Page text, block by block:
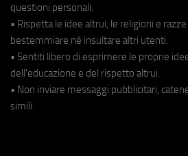
questioni personali.
• Rispetta le idee altrui, le religioni e
bestemmiare né insultare altri utenti.
• Sentiti libero di esprimere le proprie
dell'educazione e del rispetto altrui.
• Non inviare messaggi pubblicitari,
simili.